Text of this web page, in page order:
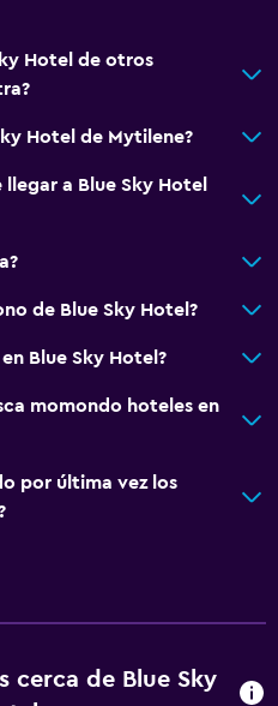
Hotel de otros
Hotel de Mytilene?
a Blue Sky Hotel
de Blue Sky Hotel?
Blue Sky Hotel?
momondo hoteles en
por última vez los
cerca de Blue Sky